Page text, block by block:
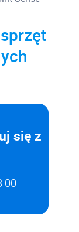
się z
00